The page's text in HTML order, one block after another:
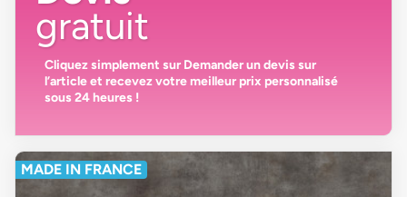
gratuit
Cliquez simplement sur Demander un devissur
l’article et recevez votremeilleur prix personnalisé
sous 24 heures !
MADE IN FRANCE